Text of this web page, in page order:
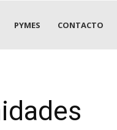
PYMES CONTACTO